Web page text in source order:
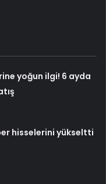
yoğun ilgi! 6 ayda
hisselerini yükseltti